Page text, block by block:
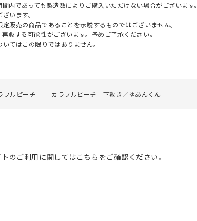
内であっても製造数によりご購入いただけない場合がございます。
います。
販売の商品であることを示唆するものではございません。
販する可能性がございます。予めご了承ください。
てはこの限りではありません。
フルピーチ カラフルピーチ 下敷き／ゆあんくん
のご利用に関してはこちらをご確認ください。